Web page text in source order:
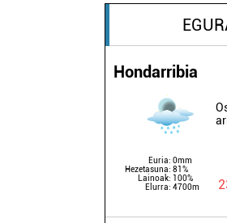
Hondarribia
Euria: 0mm
Hezetasuna: 81%
Lainoak: 100%
Elurra: 4700m